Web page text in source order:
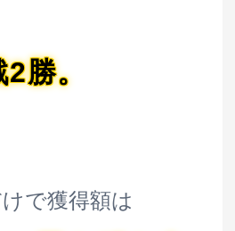
勝。
で獲得額は